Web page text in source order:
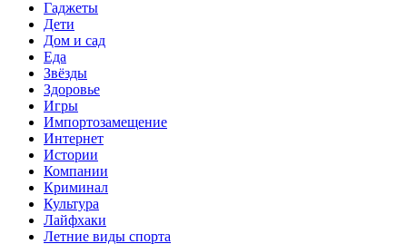
Гаджеты
Дети
Дом и сад
Еда
Звёзды
Здоровье
Игры
Импортозамещение
Интернет
Истории
Компании
Криминал
Культура
Лайфхаки
Летние виды спорта